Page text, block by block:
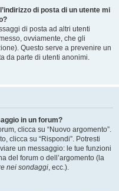
di posta di un utente mi
di posta ad altri utenti
ovviamente, che gli
Questo serve a prevenire un
da parte di utenti anonimi.
in un forum?
clicca su “Nuovo argomento”.
clicca su “Rispondi”. Potresti
un messaggio: le tue funzioni
del forum o dell’argomento (la
nei sondaggi, ecc.).